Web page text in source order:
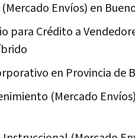
Envíos) en
para Crédito a
en Provincia de
(Mercado